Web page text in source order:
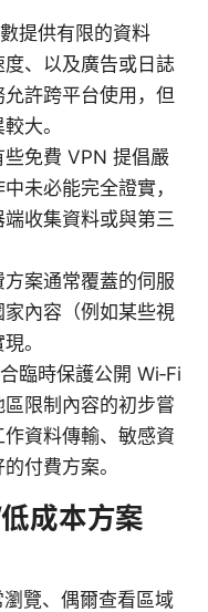
提供有限的資料
、以及廣告或日誌
許跨平台使用，但
大。
免費 VPN 提倡嚴
未必能完全證實，
收集資料或與第三
案通常覆蓋的伺服
內容（例如某些視
。
臨時保護公開 Wi‑Fi
限制內容的初步嘗
資料傳輸、敏感資
付費方案。
成本方案
覽、偶爾查看區域